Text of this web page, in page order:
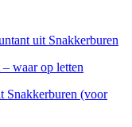
uit Snakkerburen
waar op letten
Snakkerburen (voor